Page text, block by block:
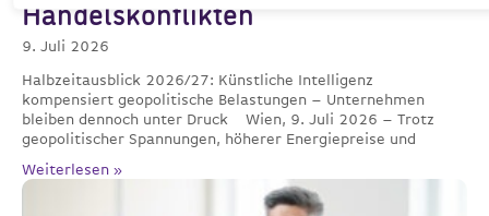
Handelskonflikten
9. Juli 2026
Halbzeitausblick 2026/27: Künstliche Intelligenz
kompensiert geopolitische Belastungen – Unternehmen
bleiben dennoch unter Druck Wien, 9. Juli 2026 – Trotz
geopolitischer Spannungen, höherer Energiepreise und
Weiterlesen »